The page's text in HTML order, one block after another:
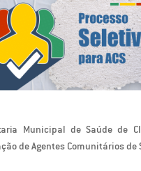
Municipal de Saúde de
de Agentes Comunitários de